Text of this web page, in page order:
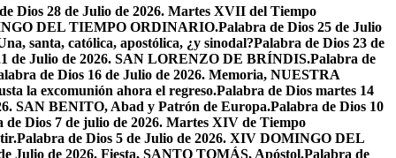
Dios 28 de Julio de 2026. Martes XVII del Tiempo
DEL TIEMPO ORDINARIO.Palabra de Dios 25 de Julio
santa, católica, apostólica, ¿y sinodal?Palabra de Dios 23 de
de Julio de 2026. SAN LORENZO DE BRÍNDIS.Palabra de
de Dios 16 de Julio de 2026. Memoria, NUESTRA
la excomunión ahora el regreso.Palabra de Dios martes 14
SAN BENITO, Abad y Patrón de Europa.Palabra de Dios 10
de Dios 7 de julio de 2026. Martes XIV de Tiempo
Palabra de Dios 5 de Julio de 2026. XIV DOMINGO DEL
Julio de 2026. Fiesta, SANTO TOMÁS, Apóstol.Palabra de